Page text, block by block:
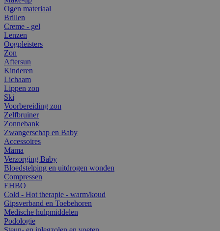
Ogen materiaal
Brillen
Creme - gel
Lenzen
Oogpleisters
Zon
Aftersun
Kinderen
Lichaam
Lippen zon
Ski
Voorbereiding zon
Zelfbruiner
Zonnebank
Zwangerschap en Baby
Accessoires
Mama
Verzorging Baby
Bloedstelping en uitdrogen wonden
Compressen
EHBO
Cold - Hot therapie - warm/koud
Gipsverband en Toebehoren
Medische hulpmiddelen
Podologie